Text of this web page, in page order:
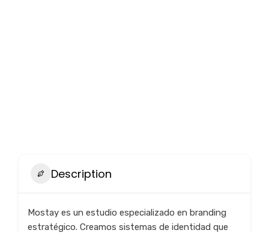
Description
Mostay es un estudio especializado en branding
estratégico. Creamos sistemas de identidad que